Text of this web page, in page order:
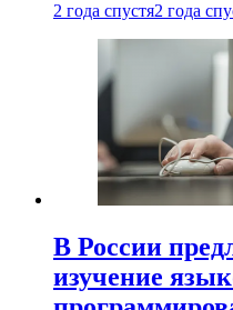
2 года спустя2 года
В России
изучение